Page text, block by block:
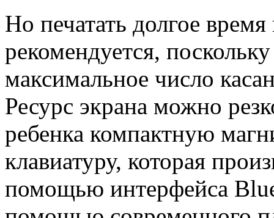
Но печатать долгое
рекомендуется,
максимальное число
Ресурс экрана можно
ребенка компактную
клавиатуру, которая
помощью интерфейса